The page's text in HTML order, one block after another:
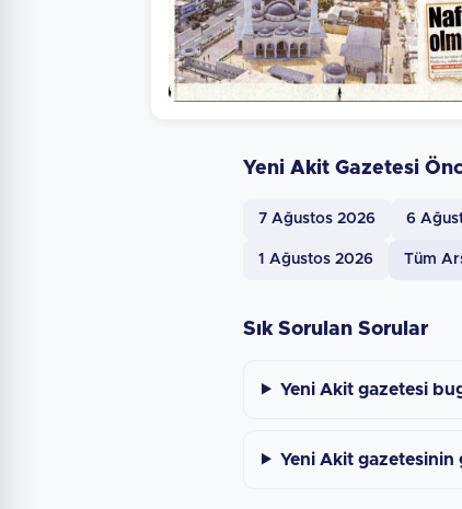
Yeni Akit Gazetesi
7 Ağustos 2026 6
1 Ağustos 2026 Tüm
Sık Sorulan Sorular
Yeni Akit gazetesi
Yeni Akit gazetesinin